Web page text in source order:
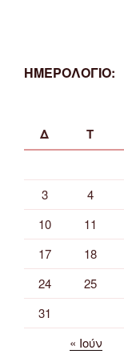
ΗΜΕΡΟΛΟΓΙΟ:
Δ Τ
3
4
10
11
17
18
24
25
31
« Ιούν